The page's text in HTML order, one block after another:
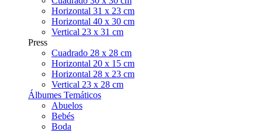
Horizontal 31 x 23 cm
Horizontal 40 x 30 cm
Vertical 23 x 31 cm
Press
Cuadrado 28 x 28 cm
Horizontal 20 x 15 cm
Horizontal 28 x 23 cm
Vertical 23 x 28 cm
Álbumes Temáticos
Abuelos
Bebés
Boda